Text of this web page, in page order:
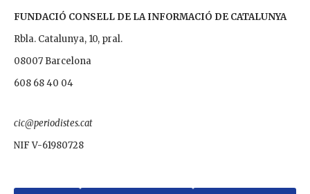
FUNDACIÓ CONSELL DE LA INFORMACIÓ DE CATALUNYA
Rbla. Catalunya, 10, pral.
08007 Barcelona
608 68 40 04
cic@periodistes.cat
NIF V-61980728